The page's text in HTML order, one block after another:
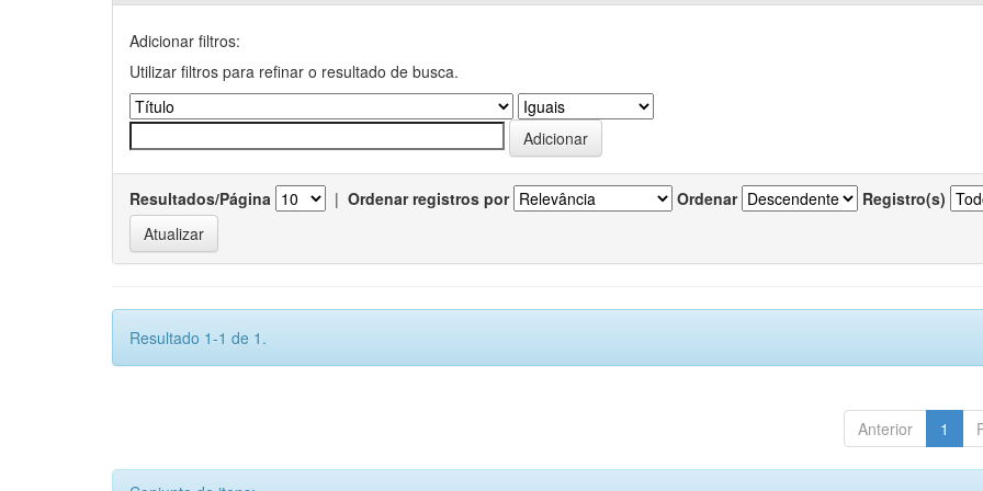
Adicionar filtros:
Utilizar filtros para refinar o resultado de busca.
Resultados/Página | Ordenar registros por Ordenar Registro(s)
Resultado 1-1 de 1.
Anterior 1